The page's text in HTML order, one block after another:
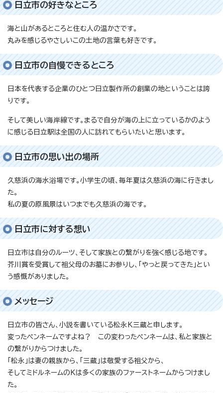
日立市の好きなところ
海と山があるところと住む人の温かさです。
丸みを感じるやさしいこの土地の言葉も好きです。
日立市の自慢できるところ
日本を代表する企業のひとつ日立製作所の創業の地ということは誇
りです。
そして美しい海岸線です。まるで自分が海の上に立っているかのよう
に感じる日立駅は全国の人に訪れてもらいたいと思います。
日立市の思い出の場所
久慈浜の海水浴場です。小学生の頃、毎年夏は久慈浜の海に行きまし
た。
私の夏の原風景はいつまでも久慈浜の海です。
日立市に対する想い
日立市は自分のルーツ、そして家族との繋がりを強く感じる地です。
芥川賞を受賞して祖父母のお墓にお参りし、「やっと戻ってきた」とい
う感慨がありました。
メッセージ
日立市の皆さん、小説を書いている松永K三蔵と申します。
変ったペンネームですよね？ この変わったペンネームは、私と家族と
の繋がりからつけました。
「松永」は妻の親族から、「三蔵」は敬愛する祖父から、
そしてミドルネームのKは多くの家族のファーストネームからつけまし
た。